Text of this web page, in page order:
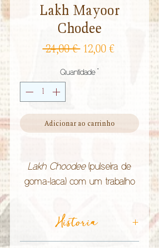
Lakh Mayoor
Chodee
24,00 € Preço
12,00 €Preço
Quantidade
Adicionar ao carrinho
Lakh Choodee(pulseira de
goma-laca) com um trabalho
com uma temática de
(pavão), e feita pela
comunidadeLakherado
Historia